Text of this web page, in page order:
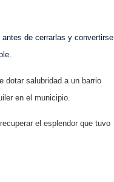
de cerrarlas y convertirse
dotar salubridad a un barrio
en el municipio.
el esplendor que tuvo